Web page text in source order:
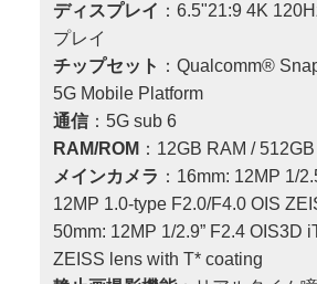
ディスプレイ ：6.5"21:9 4K
プレイ
チップセット ：Qualcomm®
5G Mobile Platform
通信：5G sub 6
RAM/ROM ：12GB RAM /
メインカメラ ：16mm: 12MP 1/
12MP 1.0-type F2.0/F4.0 OIS
50mm: 12MP 1/2.9” F2.4 OIS3D
ZEISS lens with T* coating